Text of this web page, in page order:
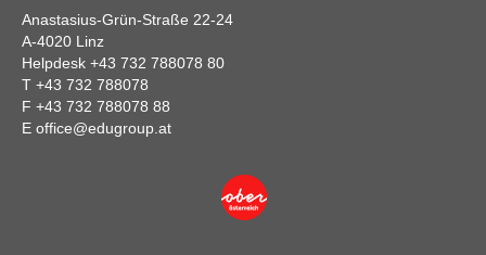
Anastasius-Grün-Straße 22-24
A-4020 Linz
Helpdesk +43 732 788078 80
T +43 732 788078
F +43 732 788078 88
E office@edugroup.at